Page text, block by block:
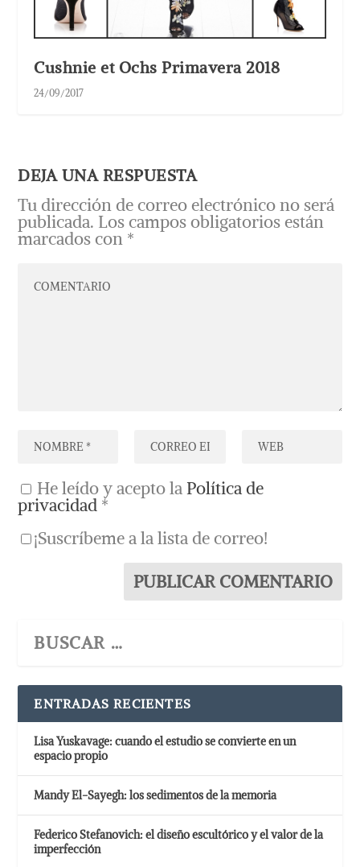
Cushnie et Ochs Primavera 2018
24/09/2017
DEJA UNA RESPUESTA
Tu dirección de correo electrónico no será
publicada. Los campos obligatorios están
marcados con *
He leído y acepto laPolítica de
privacidad *
¡Suscríbeme a la lista de correo!
ENTRADAS RECIENTES
Lisa Yuskavage: cuando el estudio se convierte en un
espacio propio
Mandy El-Sayegh: los sedimentos de la memoria
Federico Stefanovich: el diseño escultórico y el valor de la
imperfección